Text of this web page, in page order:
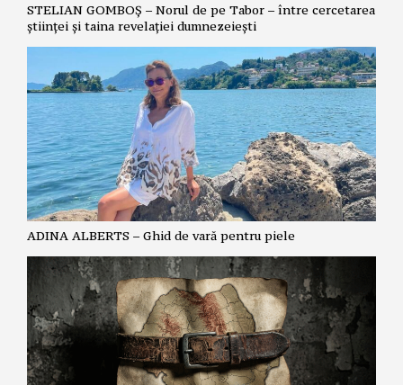
STELIAN GOMBOȘ – Norul de pe Tabor – între cercetarea
științei și taina revelației dumnezeiești
ADINA ALBERTS – Ghid de vară pentru piele